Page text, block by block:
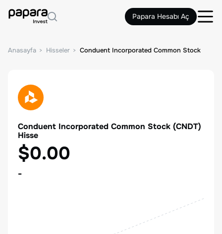
Papara Hesabı Aç
Anasayfa Hisseler Conduent Incorporated Common Stock
Conduent Incorporated Common Stock (CNDT)
Hisse
$0.00
-